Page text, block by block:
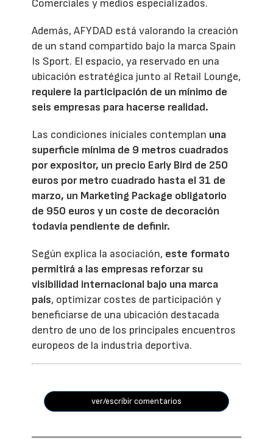
Comerciales y medios especializados.
Además, AFYDAD está valorando la creación
de un stand compartido bajo la marca Spain
Is Sport. El espacio, ya reservado en una
ubicación estratégica junto al Retail Lounge,
requiere la participación de un mínimo de
seis empresas para hacerse realidad.
Las condiciones iniciales contemplan una
superficie mínima de 9 metros cuadrados
por expositor, un precio Early Bird de 250
euros por metro cuadrado hasta el 31 de
marzo, un Marketing Package obligatorio
de 950 euros y un coste de decoración
todavía pendiente de definir.
Según explica la asociación, este formato
permitirá a las empresas reforzar su
visibilidad internacional bajo una marca
país, optimizar costes de participación y
beneficiarse de una ubicación destacada
dentro de uno de los principales encuentros
europeos de la industria deportiva.
ver/escribir comentarios